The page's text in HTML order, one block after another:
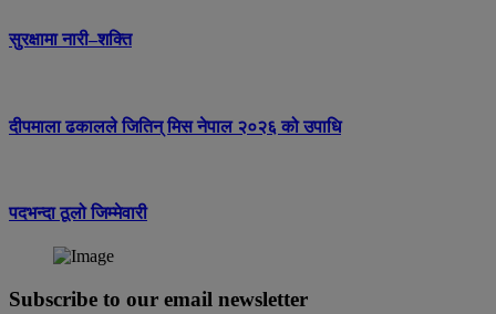
सुरक्षामा नारी–शक्ति
दीपमाला ढकालले जितिन् मिस नेपाल २०२६ को उपाधि
पदभन्दा ठूलो जिम्मेवारी
Subscribe to our email newsletter